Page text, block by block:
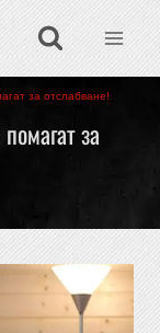
за отслабване!
за